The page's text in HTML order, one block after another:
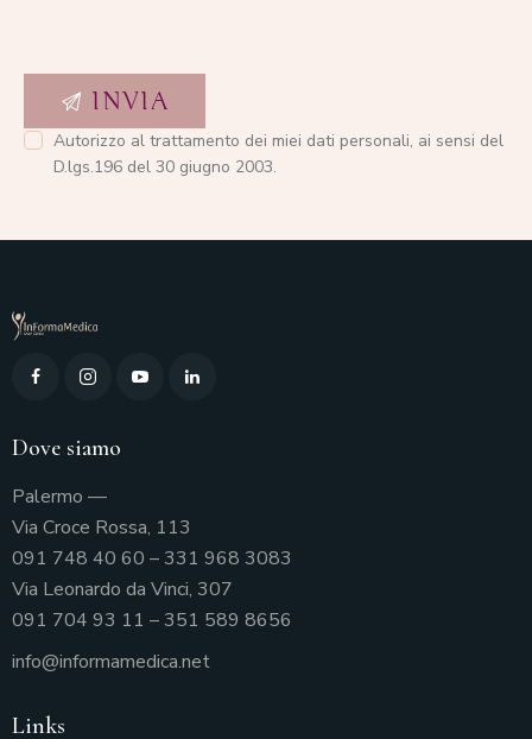
Autorizzo al trattamento dei miei dati personali, ai sensi del
D.lgs.196 del 30 giugno 2003.
Dove siamo
Palermo —
Via Croce Rossa, 113
091 748 40 60 – 331 968 3083
Via Leonardo da Vinci, 307
091 704 93 11 – 351 589 8656
info@informamedica.net
Links